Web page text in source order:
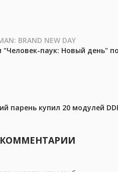
BRAND NEW DAY
"Человек-паук: Новый день"
парень купил 20 модулей